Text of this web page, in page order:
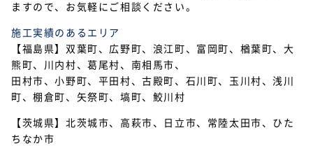
2022年10月
2022年7月
2022年6月
2022年5月
ますので、お気軽にご相談ください。
施工実績のあるエリア
【福島県】双葉町、広野町、浪江町、富岡町、楢葉町、大
熊町、川内村、葛尾村、南相馬市、
田村市、小野町、平田村、古殿町、石川町、玉川村、浅川
町、棚倉町、矢祭町、塙町、鮫川村
【茨城県】北茨城市、高萩市、日立市、常陸太田市、ひた
ちなか市